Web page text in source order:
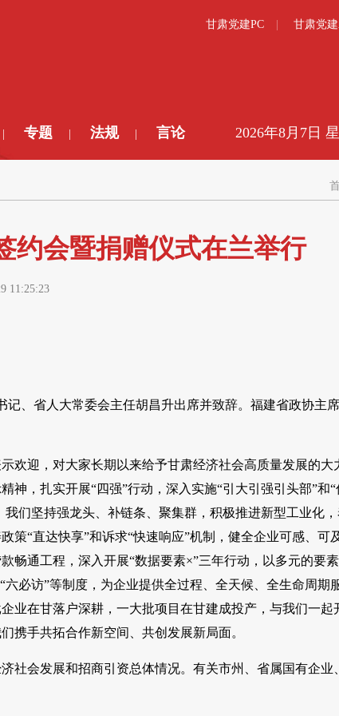
甘肃党建PC 甘肃党
专题 法规 言论 2026年8月7日
约会暨捐赠仪式在兰举行
11:25:23
、省人大常委会主任胡昌升出席并致辞。福建省政协主
欢迎，对大家长期以来给予甘肃经济社会高质量发展的大
，扎实开展“四强”行动，深入实施“引大引强引头部”和“
们坚持强龙头、补链条、聚集群，积极推进新型工业化
“直达快享”和诉求“快速响应”机制，健全企业可感、可
畅通工程，深入开展“数据要素×”三年行动，以多元的要
必访”等制度，为企业提供全过程、全天候、全生命周期
业在甘落户深耕，一大批项目在甘建成投产，与我们一起
携手共拓合作新空间、共创发展新局面。
社会发展和招商引资总体情况。有关市州、省属国有企业